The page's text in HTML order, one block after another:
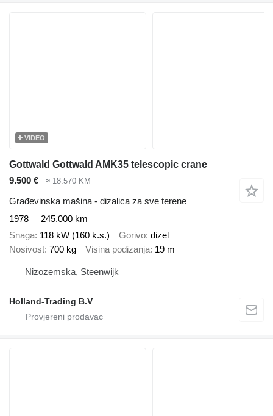
VIDEO
Gottwald Gottwald AMK35 telescopic crane
9.500 €
≈ 18.570 KM
Građevinska mašina - dizalica za sve terene
1978
245.000 km
Snaga 118 kW (160 k.s.) Gorivo dizel
Nosivost 700 kg Visina podizanja 19 m
Nizozemska, Steenwijk
Holland-Trading B.V